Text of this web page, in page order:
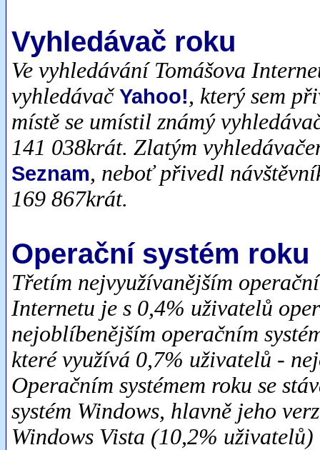
Vyhledávač roku
Ve vyhledávání Tomášova
vyhledávačYahoo!, který sem
místě se umístil známý
141 038krát. Zlatým
Seznam, neboť přivedl
169 867krát.
Operační systém roku
Třetím nejvyužívanějším
Internetu je s 0,4% uživatelů
nejoblíbenějším operačním
které využívá 0,7% uživatelů -
Operačním systémem roku se
systém Windows, hlavně jeho
Windows Vista (10,2%